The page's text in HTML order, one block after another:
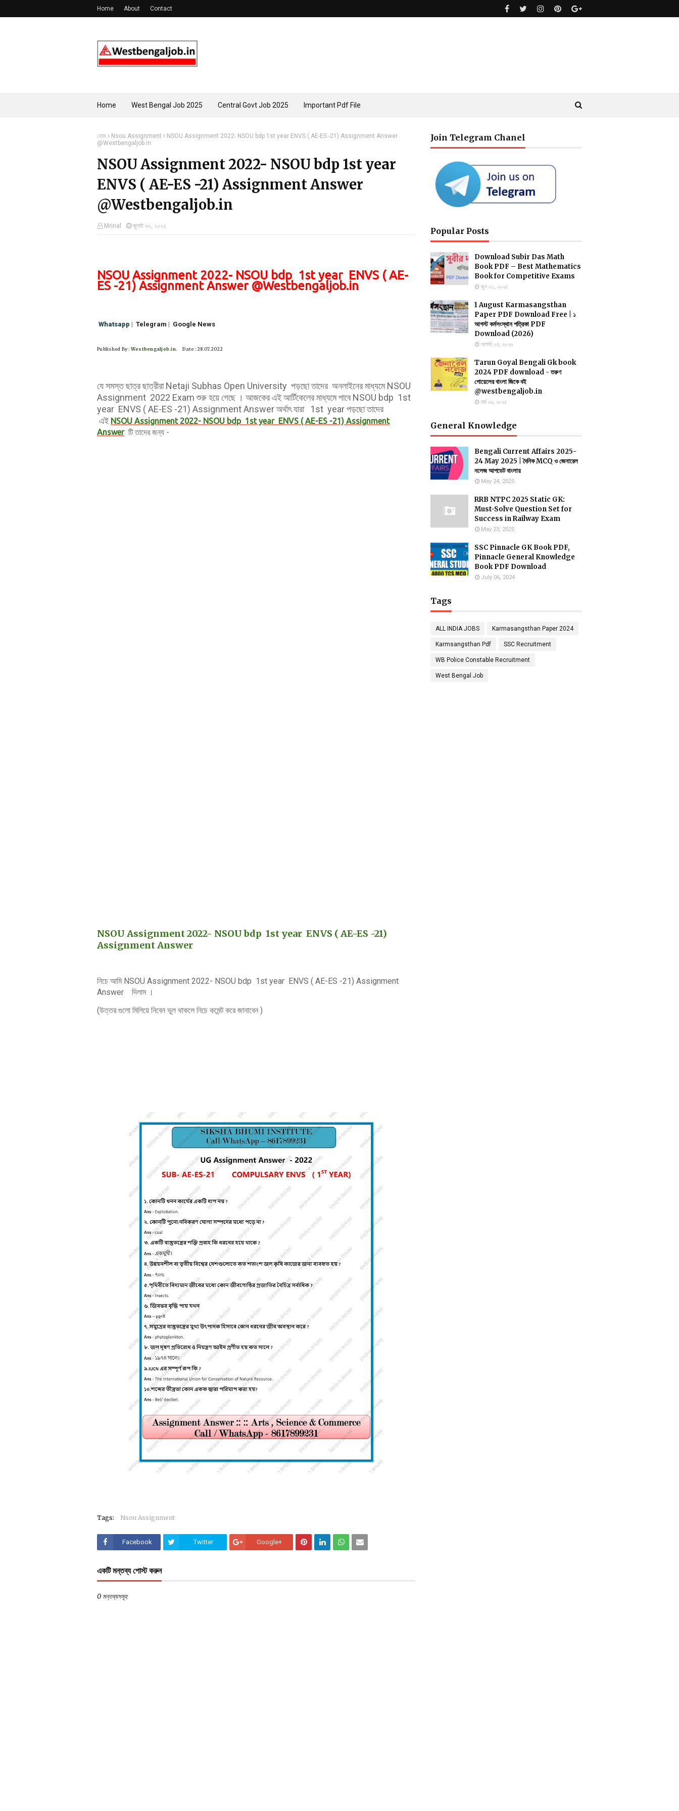
Home About Contact
Home West Bengal Job 2025 Central Govt Job 2025 Important Pdf File
হোম Nsou Assignment
NSOU Assignment 2022- NSOU bdp 1st year ENVS ( AE-ES -21) Assignment Answer
@Westbengaljob.in
NSOU Assignment 2022- NSOU bdp 1st year
ENVS ( AE-ES -21) Assignment Answer
@Westbengaljob.in
Mrinal জুলাই ৩০, ২০২২
NSOU Assignment 2022- NSOU bdp 1st year ENVS ( AE-
ES -21) Assignment Answer @Westbengaljob.in
Whatsapp | Telegram | Google News
Published By :Westbengaljob.in . Date : 28.07.2022
যে সমস্ত ছাত্র ছাত্রীরা Netaji Subhas Open University পড়ছো তাদের অনলাইনের মাধ্যমে NSOU
Assignment 2022 Exam শুরু হয়ে গেছে । আজকের এই আর্টিকেলের মাধ্যমে পাবে NSOU bdp 1st
year ENVS ( AE-ES -21) Assignment Answer অর্থাৎ যারা 1st year পড়ছো তাদের
এই NSOU Assignment 2022- NSOU bdp 1st year ENVS ( AE-ES -21) Assignment
Answerটি তাদের জন্য -
NSOU Assignment 2022- NSOU bdp 1st year ENVS ( AE-ES -21)
Assignment Answer
নিচে আমি NSOU Assignment 2022- NSOU bdp 1st year ENVS ( AE-ES -21) Assignment
Answer দিলাম ।
(উত্তর গুলো মিলিয়ে নিবেন ভুল থাকলে নিচে কমেন্ট করে জানাবেন )
Tags: Nsou Assignment
Facebook Twitter Google+
একটি মন্তব্য পোস্ট করুন
0 মন্তব্যসমূহ
Join Telegram Chanel
Popular Posts
Download Subir Das Math
Book PDF – Best Mathematics
Book for Competitive Exams
জুন ০১, ২০২৫
1 August Karmasangsthan
Paper PDF Download Free | ১
আগস্ট কর্মসংস্থান পত্রিকা PDF
Download (2026)
আগস্ট ০৪, ২০২৬
Tarun Goyal Bengali Gk book
2024 PDF download - তরুণ
গোয়েলের বাংলা জিকে বই
@westbengaljob.in
মার্চ ১৬, ২০২৫
General Knowledge
Bengali Current Affairs 2025-
24 May 2025 | দৈনিক MCQ ও জেনারেল
নলেজ আপডেট বাংলায়
May 24, 2025
RRB NTPC 2025 Static GK:
Must-Solve Question Set for
Success in Railway Exam
May 23, 2025
SSC Pinnacle GK Book PDF,
Pinnacle General Knowledge
Book PDF Download
July 06, 2024
Tags
ALL INDIA JOBS Karmasangsthan Paper 2024
Karmsangsthan Pdf SSC Recruitment
WB Police Constable Recruitment
West Bengal Job